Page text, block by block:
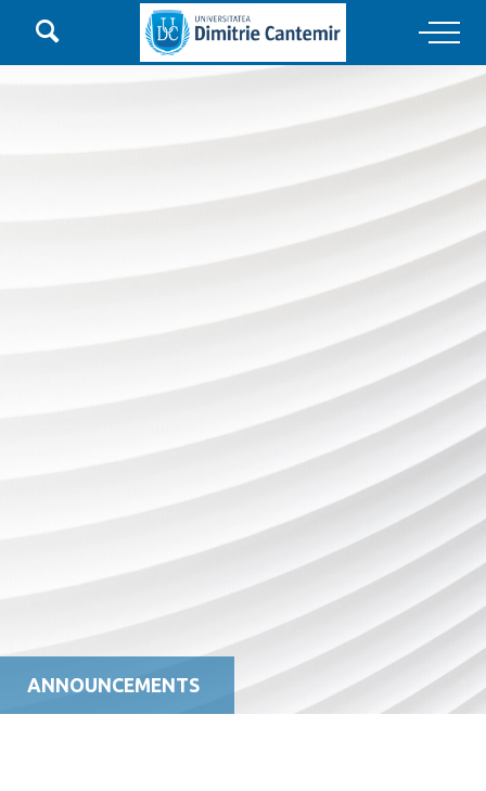

Main Navigation
ANNOUNCEMENTS